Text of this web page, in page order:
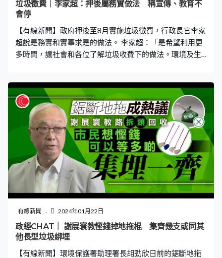
顧客只可以將廚餘放入處理器，避免放金屬和塑膠，有機
垃圾徵費｜李家超：押後屬務實做法 稱宣傳、教育不
會停
【有線新聞】政府押後至8月實施垃圾徵費，行政長官李家
超說是務實和實事求是的做法。 李家超：「是希望利用更
多時間，讓社會和各位了解垃圾收費下的做法。環境及生
務實態度是對的，宣傳和教育工作不會停。」
有線新聞 2024年01月22日
政經CHAT｜ 謝展寰教慳錢掉地拖棍 集齊幾支或同其
他長型垃圾綁埋
【有線新聞】環境保護署助理署長胡勁欣日前的鋸斷地拖